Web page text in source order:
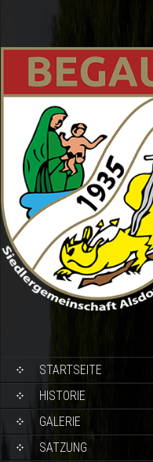
STARTSEITE
HISTORIE
GALERIE
SATZUNG